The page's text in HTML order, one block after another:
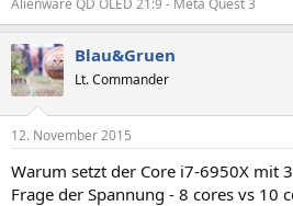
Blau&Gruen
Lt. Commander
12. November 2015
Warum setzt der Core i7-6950X mit
Frage der Spannung - 8 cores vs 10